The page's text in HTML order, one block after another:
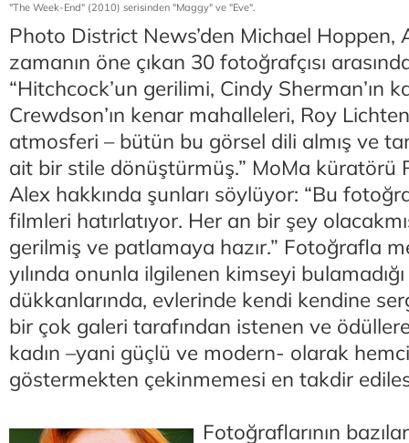
"The Week-End" (2010) serisinden "Maggy" ve "Eve".
Photo District News’den Michael Hoppen,
zamanın öne çıkan 30 fotoğrafçısı
“Hitchcock’un gerilimi, Cindy Sherman’ın
Crewdson’ın kenar mahalleleri, Roy
atmosferi – bütün bu görsel dili almış ve
ait bir stile dönüştürmüş.” MoMa küratörü
Alex hakkında şunları söylüyor: “Bu
filmleri hatırlatıyor. Her an bir şey
gerilmiş ve patlamaya hazır.” Fotoğrafla
yılında onunla ilgilenen kimseyi
dükkanlarında, evlerinde kendi kendine
bir çok galeri tarafından istenen ve
kadın –yani güçlü ve modern- olarak
göstermekten çekinmemesi en takdir
Fotoğraflarının